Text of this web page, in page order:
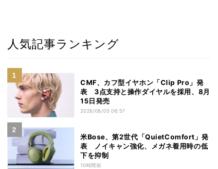
人気記事ランキング
CMF、カフ型イヤホン「Clip Pro」発
表 3点支持と操作ダイヤルを採用、8月
15日発売
2026/08/05 06:57
米Bose、第2世代「QuietComfort」発
表 ノイキャン強化、メガネ着用時の低
下を抑制
10時間前